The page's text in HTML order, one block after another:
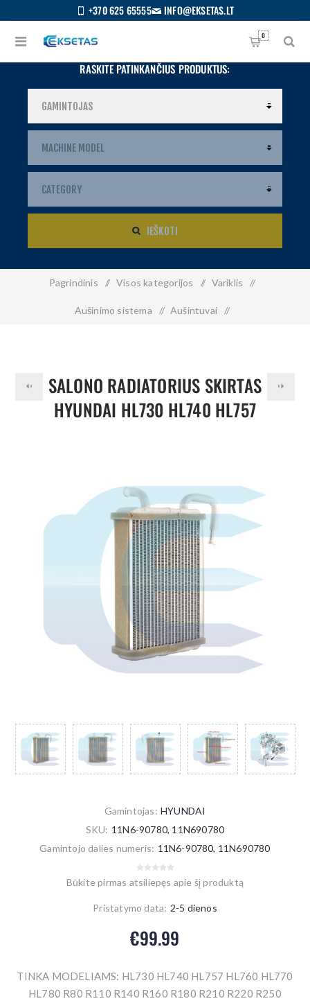
+370 625 65555 INFO@EKSETAS.LT
0
RASKITE PATINKANČIUS PRODUKTUS:
IEŠKOTI
Pagrindinis / Visos kategorijos / Variklis /
Aušinimo sistema / Aušintuvai /
SALONO RADIATORIUS SKIRTAS
HYUNDAI HL730 HL740 HL757
Gamintojas: HYUNDAI
SKU: 11N6-90780, 11N690780
Gamintojo dalies numeris: 11N6-90780, 11N690780
Būkite pirmas atsiliepęs apie šį produktą
Pristatymo data: 2-5 dienos
€99.99
TINKA MODELIAMS: HL730 HL740 HL757 HL760 HL770
HL780 R80 R110 R140 R160 R180 R210 R220 R250